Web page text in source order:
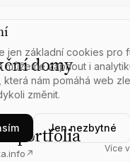
jen základní cookies pro
můžeme zapnout i
která nám pomáhá web
změnit.
Jen nezbytné
Více
domy
portfolia
↗